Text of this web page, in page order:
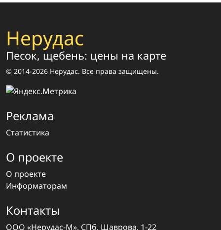
Нерудас
Песок, щебень: цены на карте
© 2014-2026 Нерудас. Все права защищены.
Реклама
Статистика
О проекте
О проекте
Информаторам
Контакты
ООО «Нерудас-М», СПб, Шаврова, 1-22